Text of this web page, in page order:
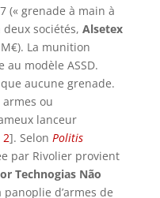
(« grenade à main à
sociétés, Alsetex
La munition
au modèle ASSD.
aucune grenade.
ou
lanceur
]. Selon Politis
par Rivolier provient
Technogias Não
d’armes de